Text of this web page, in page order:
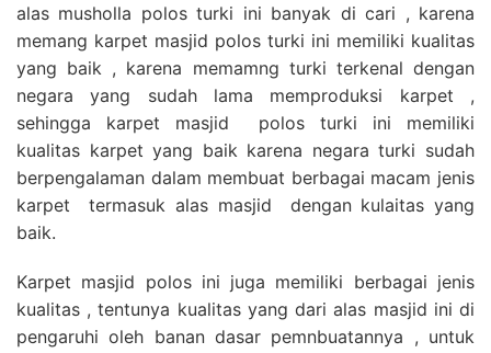
alas musholla polos turki ini banyak di cari , karena
memang karpet masjid polos turki ini memiliki kualitas
yang baik , karena memamng turki terkenal dengan
negara yang sudah lama memproduksi karpet ,
sehingga karpet masjid polos turki ini memiliki
kualitas karpet yang baik karena negara turki sudah
berpengalaman dalam membuat berbagai macam jenis
karpet termasuk alas masjid dengan kulaitas yang
baik.
Karpet masjid polos ini juga memiliki berbagai jenis
kualitas , tentunya kualitas yang dari alas masjid ini di
pengaruhi oleh banan dasar pemnbuatannya , untuk